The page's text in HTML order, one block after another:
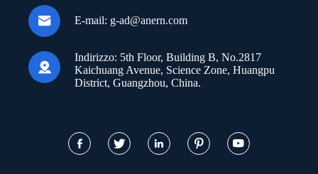
 E-mail: g-ad@anern.com

Indirizzo: 5th Floor, Building B, No.2817
Kaichuang Avenue, Science Zone, Huangpu
District, Guangzhou, China.
    